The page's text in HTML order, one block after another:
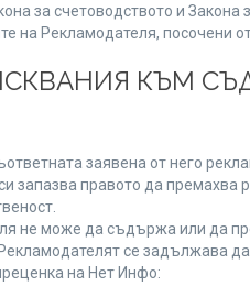
за счетоводството и
на Рекламодателя, посочени
КЪМ
заявена от него
запазва правото да
не може да съдържа или да
се задължава
на Нет Инфо: